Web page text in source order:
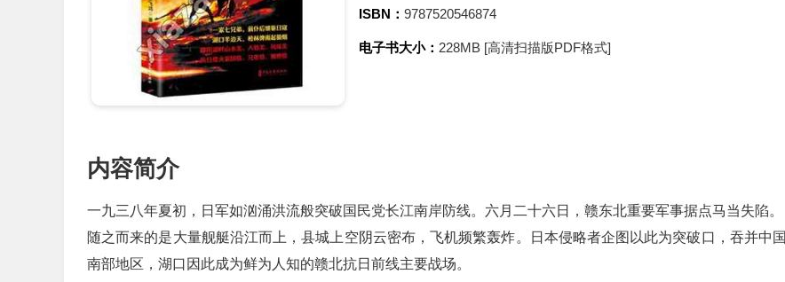
ISBN： 9787520546874
电子书大小： 228MB [高清扫描版PDF格式]
内容简介
一九三八年夏初，日军如汹涌洪流般突破国民党长江南岸防线。六月二十六日，赣东北重要军事据点马当失陷。
随之而来的是大量舰艇沿江而上，县城上空阴云密布，飞机频繁轰炸。日本侵略者企图以此为突破口，吞并中国
南部地区，湖口因此成为鲜为人知的赣北抗日前线主要战场。